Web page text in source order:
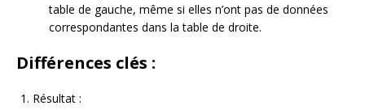
table de gauche, même si elles n’ont pas de données
correspondantes dans la table de droite.
Différences clés :
Résultat :